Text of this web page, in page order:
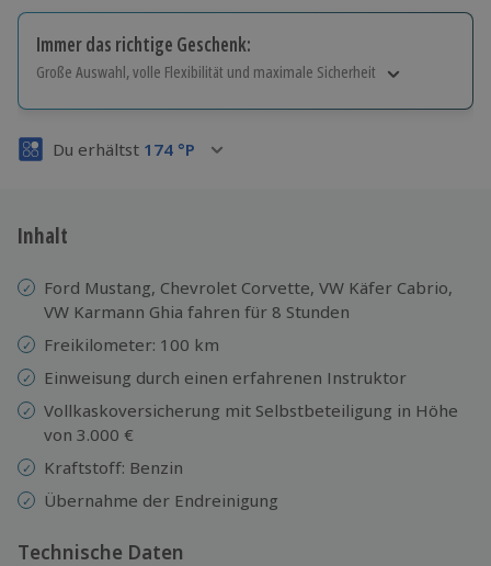
Immer das richtige Geschenk:
Große Auswahl, volle Flexibilität und maximale Sicherheit
Volle Flexibilität
3 Jahre gültig & verlängerbar.
Du erhältst 174 °P
Inhalt
Ford Mustang, Chevrolet Corvette, VW Käfer Cabrio,
VW Karmann Ghia fahren für 8 Stunden
Freikilometer: 100 km
Einweisung durch einen erfahrenen Instruktor
Vollkaskoversicherung mit Selbstbeteiligung in Höhe
von 3.000 €
Kraftstoff: Benzin
Übernahme der Endreinigung
Technische Daten